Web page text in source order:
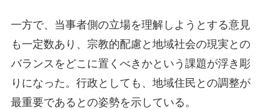
一方で、当事者側の立場を理解しようとする意見
も一定数あり、宗教的配慮と地域社会の現実との
バランスをどこに置くべきかという課題が浮き彫
りになった。行政としても、地域住民との調整が
最重要であるとの姿勢を示している。